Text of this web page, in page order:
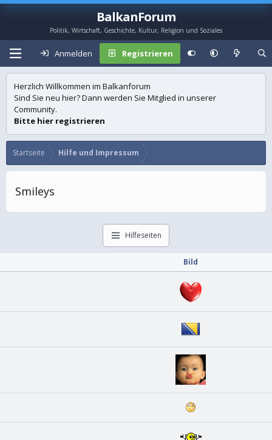
BalkanForum
Politik, Wirtschaft, Geschichte, Kultur, Religion und Soziales
Anmelden Registrieren
Herzlich Willkommen im Balkanforum
Sind Sie neu hier? Dann werden Sie Mitglied in unserer
Community.
Bitte hier registrieren
Startseite Hilfe und Impressum
Smileys
Hilfeseiten
Bild